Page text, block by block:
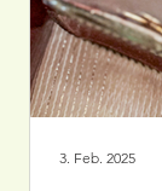
3. Feb. 2025